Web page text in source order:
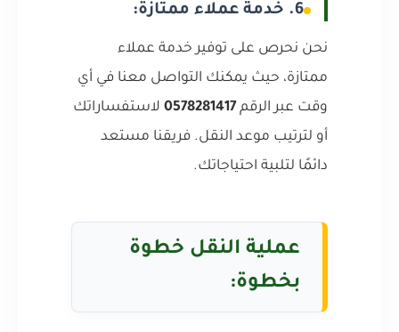
6. خدمة عملاء ممتازة:
نحن نحرص على توفير خدمة عملاء
ممتازة، حيث يمكنك التواصل معنا في أي
وقت عبر الرقم 0578281417 لاستفساراتك
أو لترتيب موعد النقل. فريقنا مستعد
دائمًا لتلبية احتياجاتك.
عملية النقل خطوة
بخطوة: